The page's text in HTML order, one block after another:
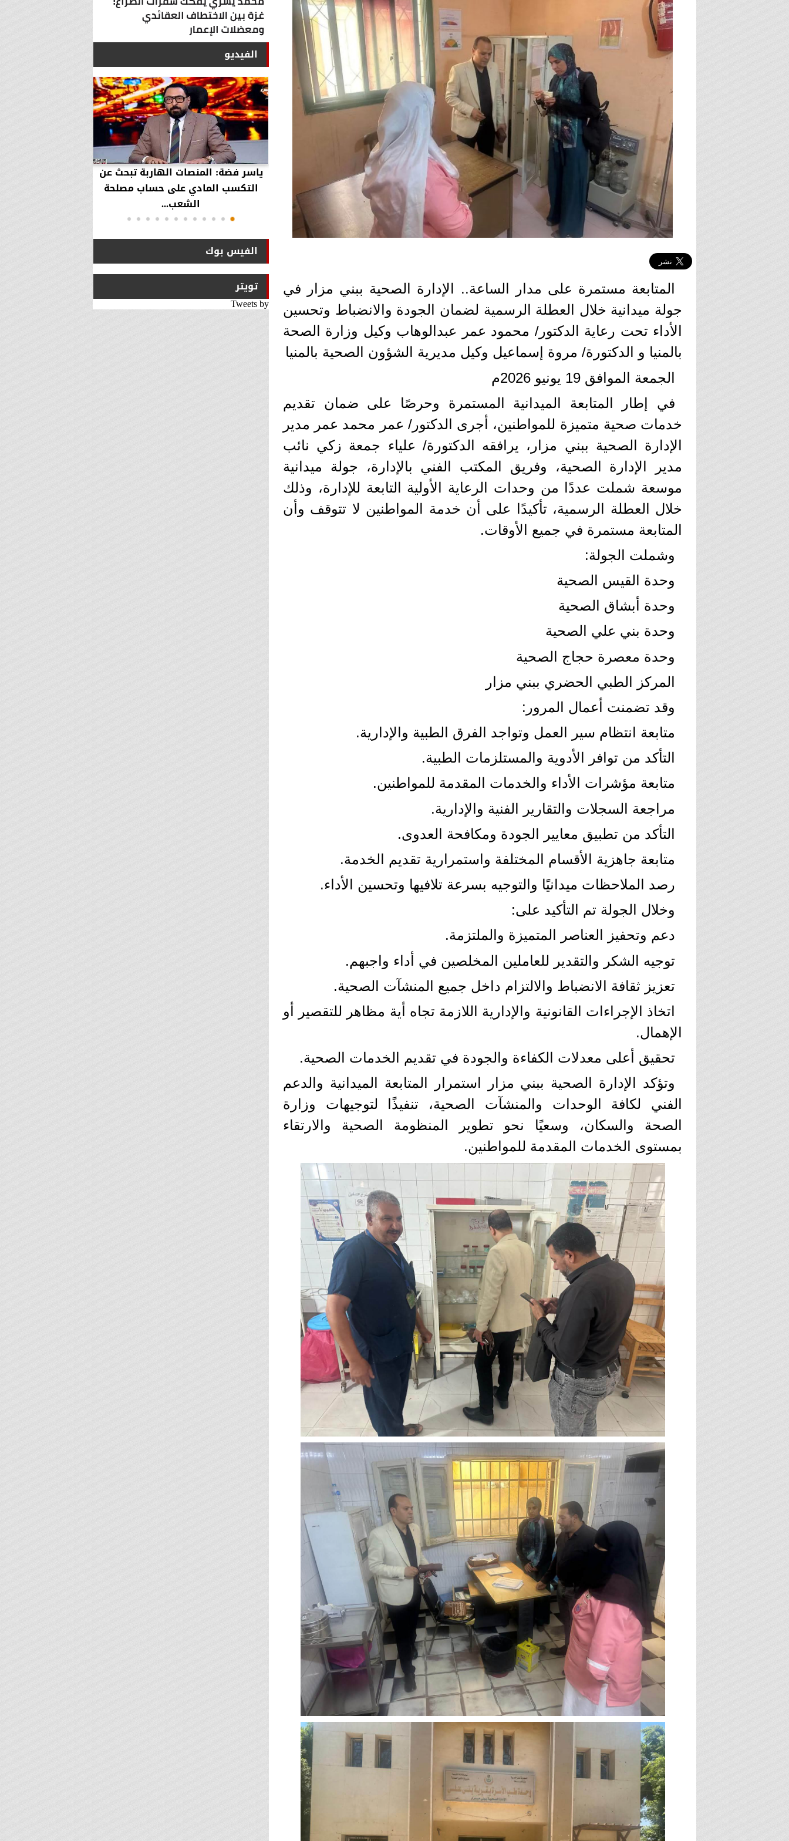
المتابعة مستمرة على مدار الساعة.. الإدارة الصحية ببني مزار في
جولة ميدانية خلال العطلة الرسمية لضمان الجودة والانضباط وتحسين
الأداء تحت رعاية الدكتور/ محمود عمر عبدالوهاب وكيل وزارة الصحة
بالمنيا و الدكتورة/ مروة إسماعيل وكيل مديرية الشؤون الصحية بالمنيا
الجمعة الموافق 19 يونيو 2026م
في إطار المتابعة الميدانية المستمرة وحرصًا على ضمان تقديم
خدمات صحية متميزة للمواطنين، أجرى الدكتور/ عمر محمد عمر مدير
الإدارة الصحية ببني مزار، يرافقه الدكتورة/ علياء جمعة زكي نائب
مدير الإدارة الصحية، وفريق المكتب الفني بالإدارة، جولة ميدانية
موسعة شملت عددًا من وحدات الرعاية الأولية التابعة للإدارة، وذلك
خلال العطلة الرسمية، تأكيدًا على أن خدمة المواطنين لا تتوقف وأن
المتابعة مستمرة في جميع الأوقات.
وشملت الجولة:
وحدة القيس الصحية
وحدة أبشاق الصحية
وحدة بني علي الصحية
وحدة معصرة حجاج الصحية
المركز الطبي الحضري ببني مزار
وقد تضمنت أعمال المرور:
متابعة انتظام سير العمل وتواجد الفرق الطبية والإدارية.
التأكد من توافر الأدوية والمستلزمات الطبية.
متابعة مؤشرات الأداء والخدمات المقدمة للمواطنين.
مراجعة السجلات والتقارير الفنية والإدارية.
التأكد من تطبيق معايير الجودة ومكافحة العدوى.
متابعة جاهزية الأقسام المختلفة واستمرارية تقديم الخدمة.
رصد الملاحظات ميدانيًا والتوجيه بسرعة تلافيها وتحسين الأداء.
وخلال الجولة تم التأكيد على:
دعم وتحفيز العناصر المتميزة والملتزمة.
توجيه الشكر والتقدير للعاملين المخلصين في أداء واجبهم.
تعزيز ثقافة الانضباط والالتزام داخل جميع المنشآت الصحية.
اتخاذ الإجراءات القانونية والإدارية اللازمة تجاه أية مظاهر للتقصير أو
الإهمال.
تحقيق أعلى معدلات الكفاءة والجودة في تقديم الخدمات الصحية.
وتؤكد الإدارة الصحية ببني مزار استمرار المتابعة الميدانية والدعم
الفني لكافة الوحدات والمنشآت الصحية، تنفيذًا لتوجيهات وزارة
الصحة والسكان، وسعيًا نحو تطوير المنظومة الصحية والارتقاء
بمستوى الخدمات المقدمة للمواطنين.
الفيديو
أستاذ كيمياء حيوية: غلي اللبن السايب
في المنازل لا يقضي على الأمراض...
ياسر فضة: المنصات الهاربة تبحث عن
التكسب المادي على حساب مصلحة
الشعب...
الفيس بوك
تويتر
Tweets by